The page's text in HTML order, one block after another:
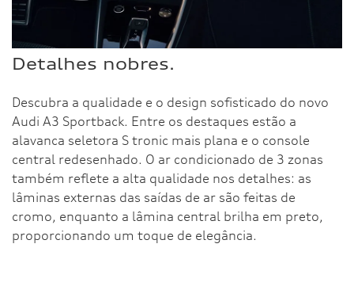
Detalhes nobres.
Descubra a qualidade e o design sofisticado do novo
Audi A3 Sportback. Entre os destaques estão a
alavanca seletora S tronic mais plana e o console
central redesenhado. O ar condicionado de 3 zonas
também reflete a alta qualidade nos detalhes: as
lâminas externas das saídas de ar são feitas de
cromo, enquanto a lâmina central brilha em preto,
proporcionando um toque de elegância.